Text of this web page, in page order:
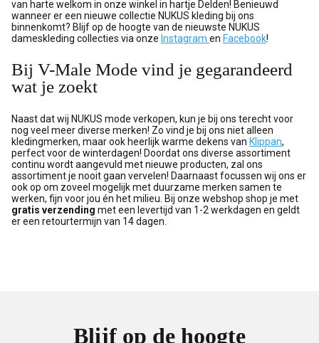
van harte welkom in onze winkel in hartje Delden! Benieuwd
wanneer er een nieuwe collectie NUKUS kleding bij ons
binnenkomt? Blijf op de hoogte van de nieuwste NUKUS
dameskleding collecties via onze Instagram en Facebook!
Bij V-Male Mode vind je gegarandeerd
wat je zoekt
Naast dat wij NUKUS mode verkopen, kun je bij ons terecht voor
nog veel meer diverse merken! Zo vind je bij ons niet alleen
kledingmerken, maar ook heerlijk warme dekens van Klippan,
perfect voor de winterdagen! Doordat ons diverse assortiment
continu wordt aangevuld met nieuwe producten, zal ons
assortiment je nooit gaan vervelen! Daarnaast focussen wij ons er
ook op om zoveel mogelijk met duurzame merken samen te
werken, fijn voor jou én het milieu. Bij onze webshop shop je met
gratis verzending met een levertijd van 1-2 werkdagen en geldt
er een retourtermijn van 14 dagen.
Blijf op de hoogte